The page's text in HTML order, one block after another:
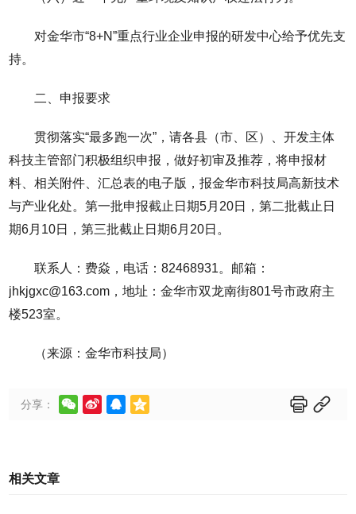
对金华市“8+N”重点行业企业申报的研发中心给予优先支
持。
二、申报要求
贯彻落实“最多跑一次”，请各县（市、区）、开发主体
科技主管部门积极组织申报，做好初审及推荐，将申报材
料、相关附件、汇总表的电子版，报金华市科技局高新技术
与产业化处。第一批申报截止日期5月20日，第二批截止日
期6月10日，第三批截止日期6月20日。
联系人：费焱，电话：82468931。邮箱：
jhkjgxc@163.com，地址：金华市双龙南街801号市政府主
楼523室。
（来源：金华市科技局）
分享：      
相关文章